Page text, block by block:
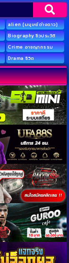
alien (มนุษย์ต่างดาว)
Biography ชีวประวัติ
Crime อาชญากรรม
Drama ชีวิต